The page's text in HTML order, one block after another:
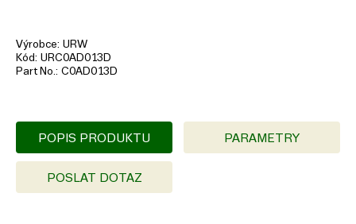
Výrobce URW
Kód URC0AD013D
Part No. C0AD013D
POPIS PRODUKTU PARAMETRY
POSLAT DOTAZ